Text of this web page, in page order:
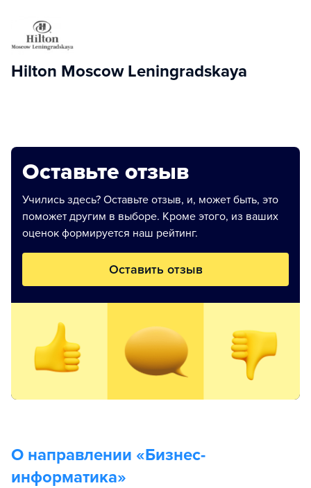
Hilton Moscow Leningradskaya
Оставьте отзыв
Учились здесь? Оставьте отзыв, и, может быть, это
поможет другим в выборе. Кроме этого, из ваших
оценок формируется наш рейтинг.
Оставить отзыв
О направлении «Бизнес-
информатика»